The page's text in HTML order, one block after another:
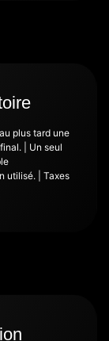
plus tard une
| Un seul
utilisé. | Taxes